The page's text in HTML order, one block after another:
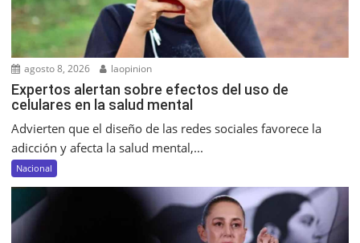
agosto 8, 2026 laopinion
Expertos alertan sobre efectos del uso de
celulares en la salud mental
Advierten que el diseño de las redes sociales favorece la
adicción y afecta la salud mental,...
Nacional